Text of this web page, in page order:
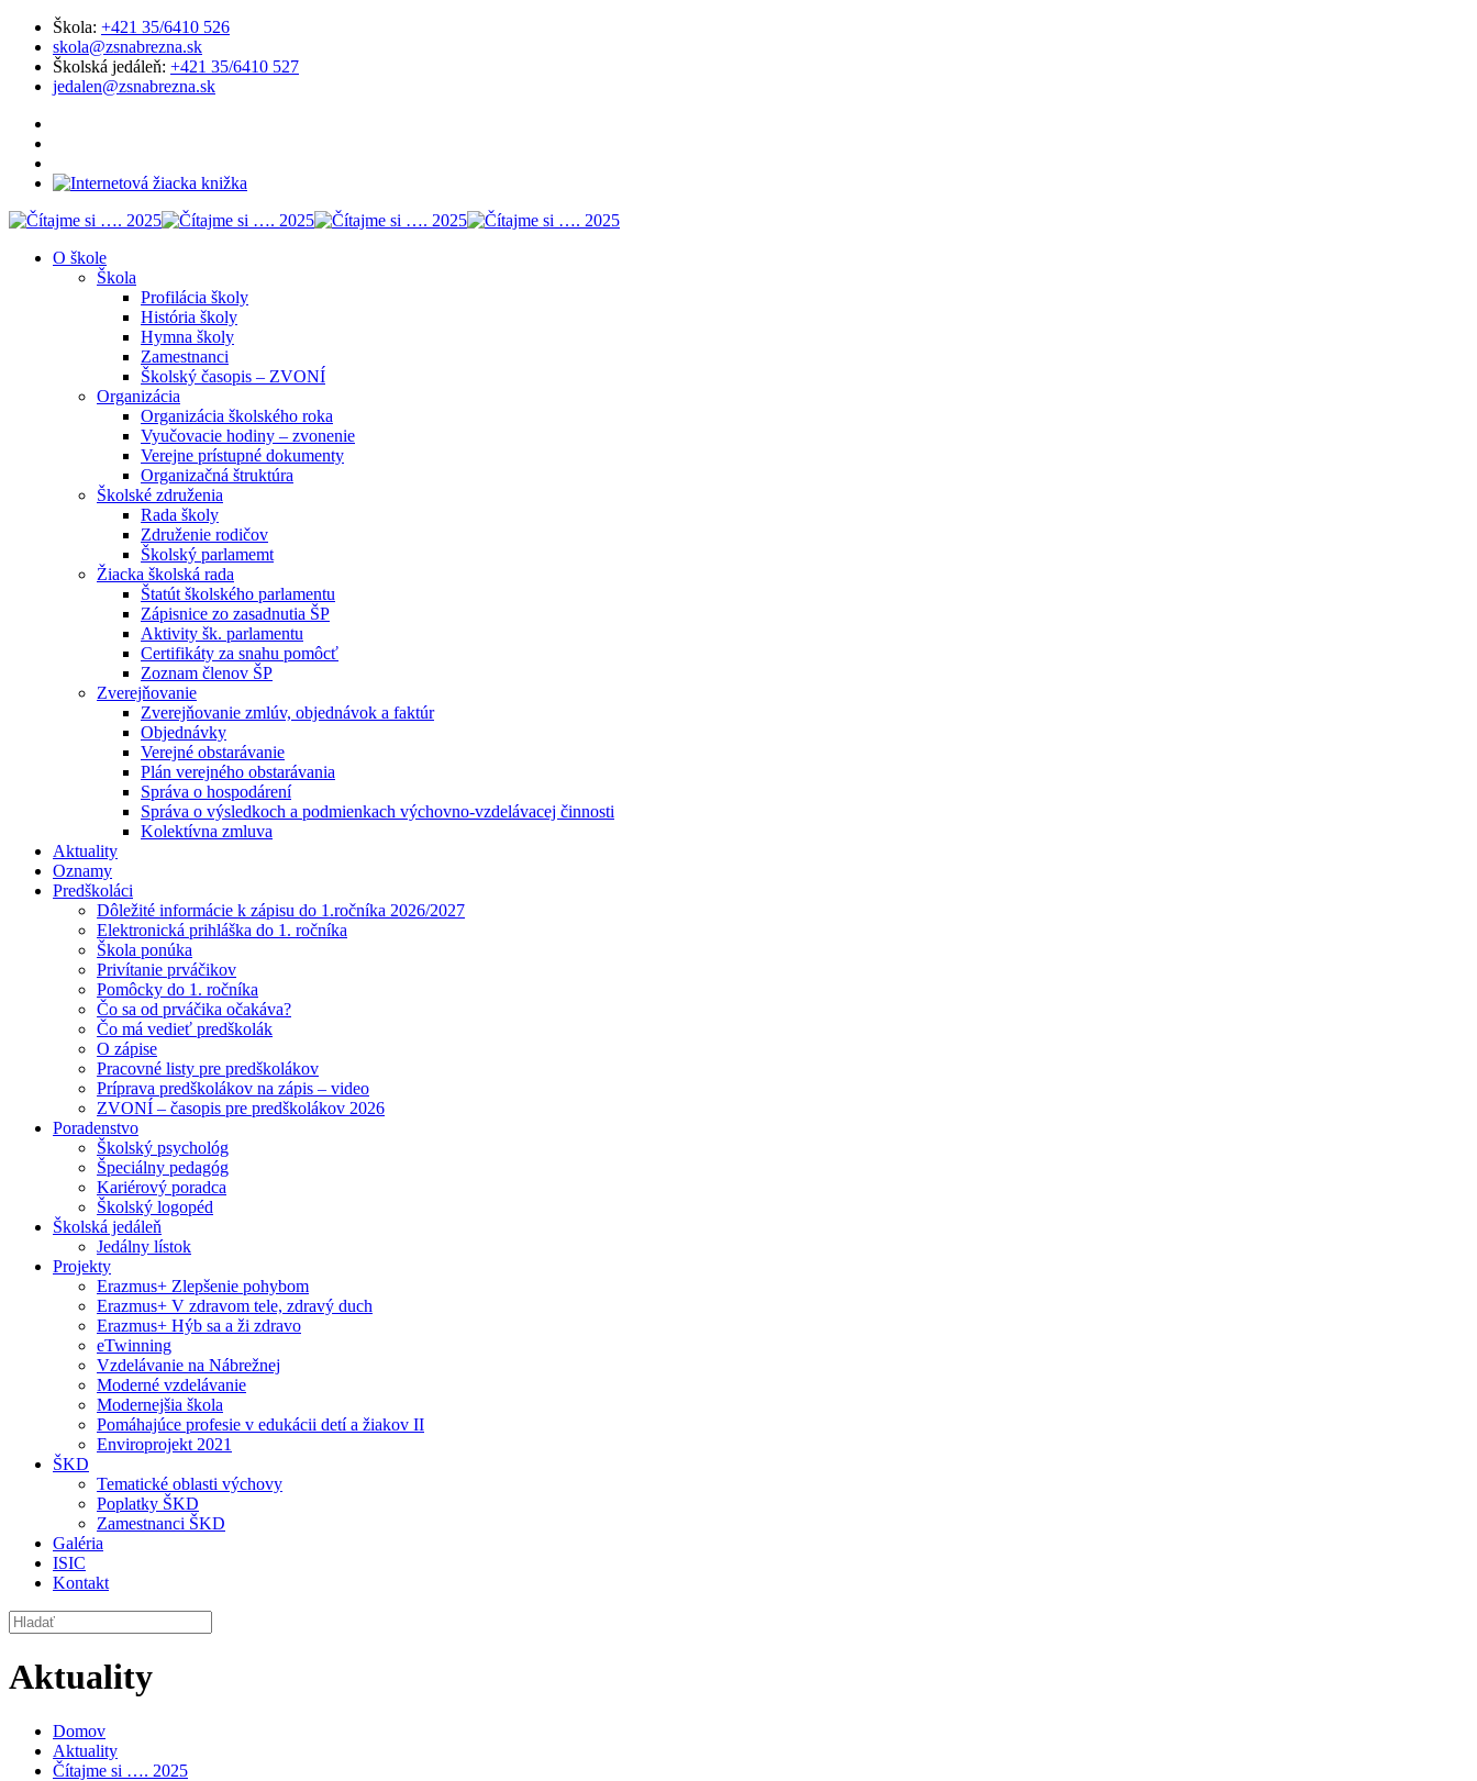
Škola: +421 35/6410 526
skola@zsnabrezna.sk
Školská jedáleň: +421 35/6410 527
jedalen@zsnabrezna.sk
O škole
Škola
Profilácia školy
História školy
Hymna školy
Zamestnanci
Školský časopis – ZVONÍ
Organizácia
Organizácia školského roka
Vyučovacie hodiny – zvonenie
Verejne prístupné dokumenty
Organizačná štruktúra
Školské združenia
Rada školy
Združenie rodičov
Školský parlamemt
Žiacka školská rada
Štatút školského parlamentu
Zápisnice zo zasadnutia ŠP
Aktivity šk. parlamentu
Certifikáty za snahu pomôcť
Zoznam členov ŠP
Zverejňovanie
Zverejňovanie zmlúv, objednávok a faktúr
Objednávky
Verejné obstarávanie
Plán verejného obstarávania
Správa o hospodárení
Správa o výsledkoch a podmienkach výchovno-vzdelávacej činnosti
Kolektívna zmluva
Aktuality
Oznamy
Predškoláci
Dôležité informácie k zápisu do 1.ročníka 2026/2027
Elektronická prihláška do 1. ročníka
Škola ponúka
Privítanie prváčikov
Pomôcky do 1. ročníka
Čo sa od prváčika očakáva?
Čo má vedieť predškolák
O zápise
Pracovné listy pre predškolákov
Príprava predškolákov na zápis – video
ZVONÍ – časopis pre predškolákov 2026
Poradenstvo
Školský psychológ
Špeciálny pedagóg
Kariérový poradca
Školský logopéd
Školská jedáleň
Jedálny lístok
Projekty
Erazmus+ Zlepšenie pohybom
Erazmus+ V zdravom tele, zdravý duch
Erazmus+ Hýb sa a ži zdravo
eTwinning
Vzdelávanie na Nábrežnej
Moderné vzdelávanie
Modernejšia škola
Pomáhajúce profesie v edukácii detí a žiakov II
Enviroprojekt 2021
ŠKD
Tematické oblasti výchovy
Poplatky ŠKD
Zamestnanci ŠKD
Galéria
ISIC
Kontakt
Aktuality
Domov
Aktuality
Čítajme si …. 2025